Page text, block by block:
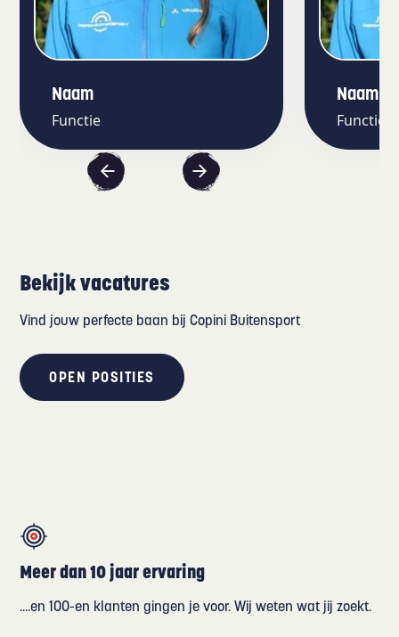
Naam
Functie
Naam
Functie
Bekijk vacatures
Vind jouw perfecte baan bij Copini Buitensport
OPEN POSITIES
Meer dan 10 jaar ervaring
....en 100-en klanten gingen je voor. Wij weten wat jij zoekt.